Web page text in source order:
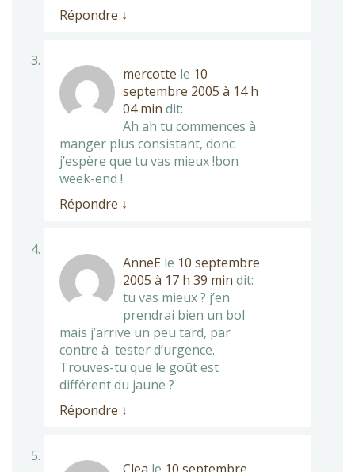
Répondre ↓
mercotte le 10
septembre 2005 à 14 h
04 min dit:
Ah ah tu commences à
manger plus consistant, donc
j’espère que tu vas mieux !bon
week-end !
Répondre ↓
AnneE le 10 septembre
2005 à 17 h 39 min dit:
tu vas mieux ? j’en
prendrai bien un bol
mais j’arrive un peu tard, par
contre à tester d’urgence.
Trouves-tu que le goût est
différent du jaune ?
Répondre ↓